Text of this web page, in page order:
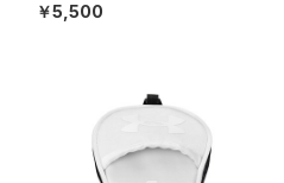
￥5,500